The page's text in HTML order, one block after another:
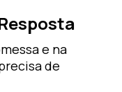
e na
de